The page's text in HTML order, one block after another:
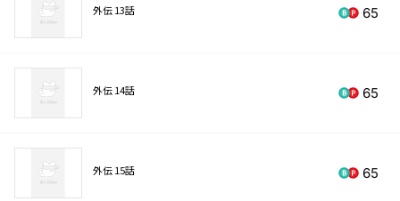
外伝 13話 65
外伝 14話 65
外伝 15話 65